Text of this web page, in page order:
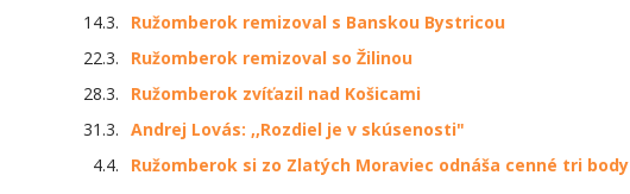
14.3.
Ružomberok remizoval s Banskou Bystricou
22.3.
Ružomberok remizoval so Žilinou
28.3.
Ružomberok zvíťazil nad Košicami
31.3. Andrej Lovás: ,,Rozdiel je v skúsenosti"
4.4.
Ružomberok si zo Zlatých Moraviec odnáša cenné tri body